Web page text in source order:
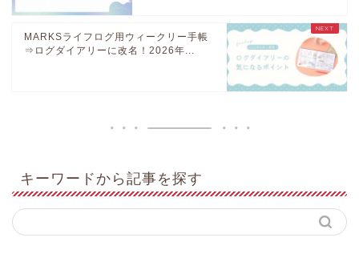
MARKSライフログ用ウィークリー手帳
⇒ログダイアリーに改名！2026年...
キーワードから記事を探す